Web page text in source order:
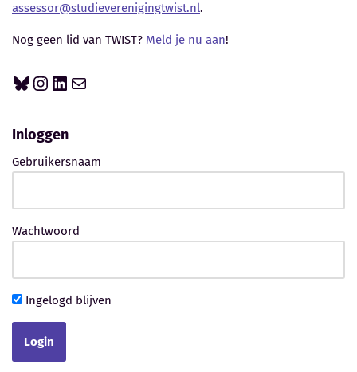
assessor@studieverenigingtwist.nl.
Nog geen lid van TWIST? Meld je nu aan!
Inloggen
Gebruikersnaam
Wachtwoord
Ingelogd blijven